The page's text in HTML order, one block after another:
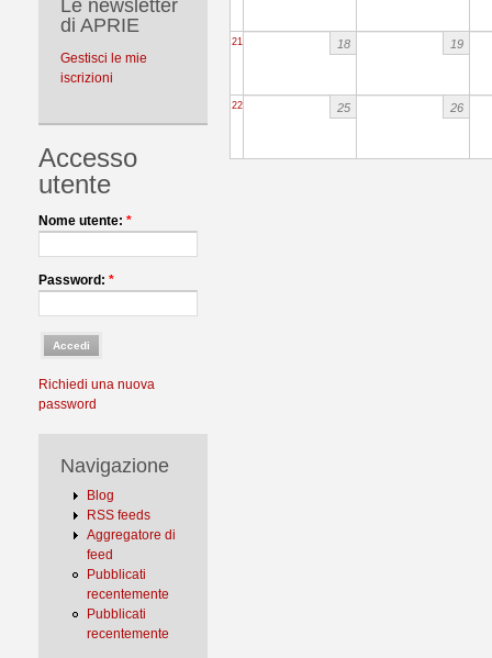
Le newsletter
di APRIE
Gestisci le mie
iscrizioni
Accesso
utente
Nome utente: *
Password: *
Richiedi una nuova
password
Navigazione
Blog
RSS feeds
Aggregatore di
feed
Pubblicati
recentemente
Pubblicati
recentemente
21 18 19
22 25 26